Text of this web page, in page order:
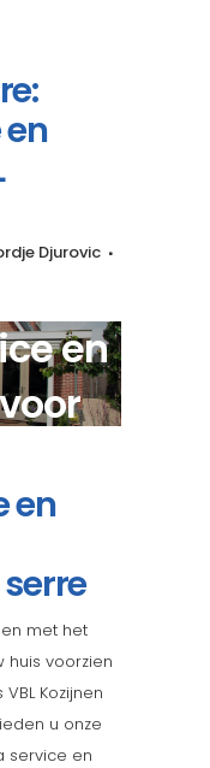
Djurovic
en
en
met het
voorzien
Kozijnen
u onze
service en